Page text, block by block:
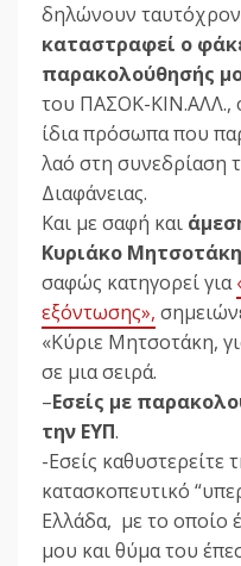
δηλώνουν
καταστραφεί ο
παρακολούθησής
του ΠΑΣΟΚ-ΚΙΝ.ΑΛΛ.,
ίδια πρόσωπα που
λαό στη συνεδρίαση
Διαφάνειας.
Και με σαφή και
Κυριάκο Μητσοτάκη
σαφώς κατηγορεί για
εξόντωσης»,
«Κύριε Μητσοτάκη,
σε μια σειρά.
–Εσείς με
την ΕΥΠ.
-Εσείς καθυστερείτε
κατασκοπευτικό
Ελλάδα, με το οποίο
μου και θύμα του